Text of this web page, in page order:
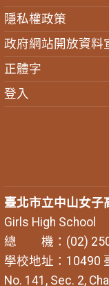
隱私權政策
政府網站開放資料
正體字
登入
臺北市立中山女子
Girls High School
總 機：(02)
學校地址：10490
No. 141, Sec. 2,